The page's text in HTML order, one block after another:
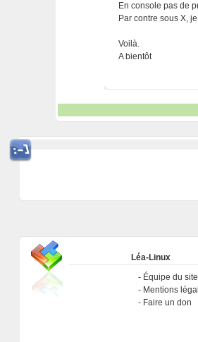
En console pas de
Par contre sous X,
Voilà.
A bientôt
Léa-Linux
Équipe du site
Mentions
Faire un don